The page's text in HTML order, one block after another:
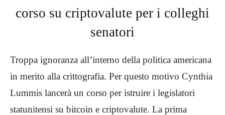
corso su criptovalute per i colleghi
senatori
Troppa ignoranza all’interno della politica americana
in merito alla crittografia. Per questo motivo Cynthia
Lummis lancerà un corso per istruire i legislatori
statunitensi su bitcoin e criptovalute. La prima